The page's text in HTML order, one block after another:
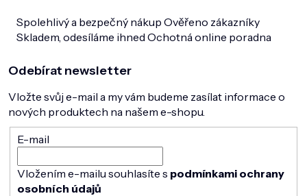
Spolehlivý a bezpečný nákup Ověřeno zákazníky
Skladem, odesíláme ihned Ochotná online poradna
Odebírat newsletter
Vložte svůj e-mail a my vám budeme zasílat informace o
nových produktech na našem e-shopu.
E-mail
Vložením e-mailu souhlasíte s podmínkami ochrany
osobních údajů